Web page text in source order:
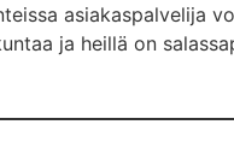
asiakaspalvelija
ja heillä on